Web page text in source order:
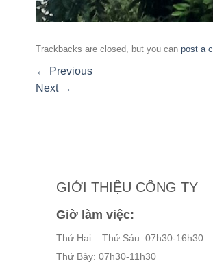
Trackbacks are closed, but you can post a
← Previous
Next →
GIỚI THIỆU CÔNG TY
Giờ làm việc:
Thứ Hai – Thứ Sáu: 07h30-16h30
Thứ Bảy: 07h30-11h30